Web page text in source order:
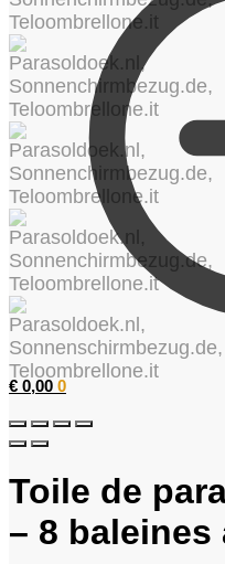
€ 0,00 0
Toile de
– 8